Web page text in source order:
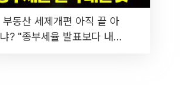
부동산 세제개편 아직 끝 아
냐? "종부세율 발표보다 내릴